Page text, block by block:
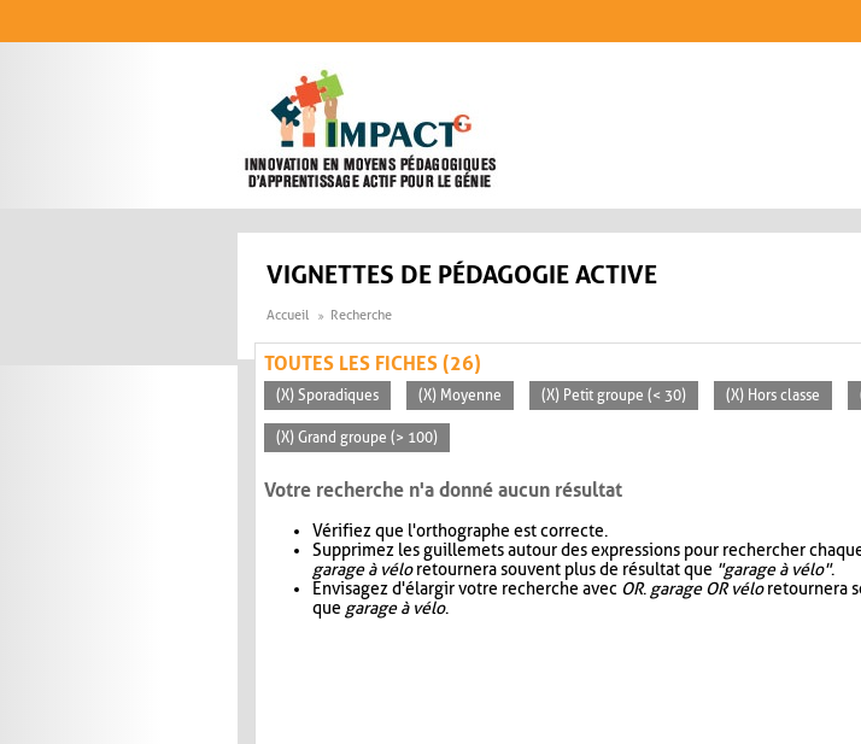
VIGNETTES DE PÉDAGOGIE ACTIVE
Accueil Recherche
TOUTES LES FICHES (26)
(X) Sporadiques (X) Moyenne (X) Petit groupe (< 30) (X) Hors classe
(X) Grand groupe (> 100)
Votre recherche n'a donné aucun résultat
Vérifiez que l'orthographe est correcte.
Supprimez les guillemets autour des expressions pour rechercher
garage à véloretournera souvent plus de résultat que "garage à vélo".
Envisagez d'élargir votre recherche avec OR. garage OR véloretournera
que garage à vélo.